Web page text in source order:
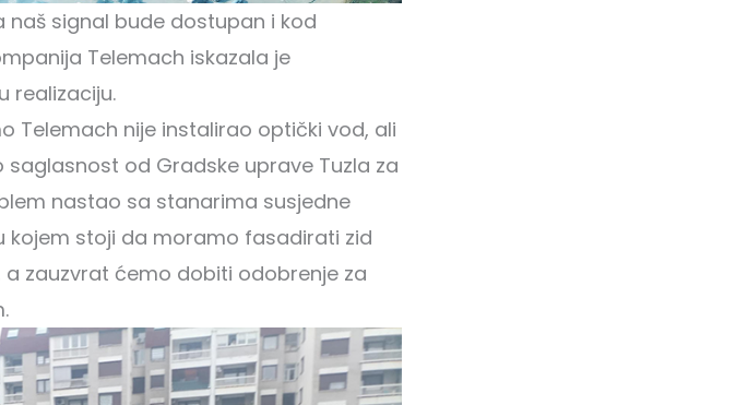
naš signal bude dostupan i kod
Telemach iskazala je
realizaciju.
Telemach nije instalirao optički vod, ali
saglasnost od Gradske uprave Tuzla za
nastao sa stanarima susjedne
kojem stoji da moramo fasadirati zid
zauzvrat ćemo dobiti odobrenje za